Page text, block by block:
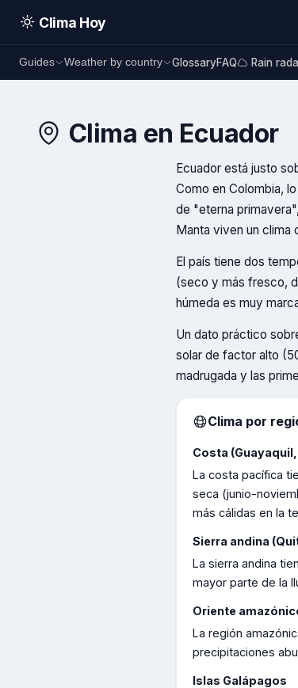
Clima Hoy
Guides Weather by country GlossaryFAQ Rain
Clima en Ecuador
Ecuador está justo
Como en Colombia,
de "eterna
Manta viven un clima
El país tiene dos
(seco y más fresco,
húmeda es muy
Un dato práctico
solar de factor alto
madrugada y las
Clima por
Costa
La costa pacífica
seca (junio-
más cálidas en la
Sierra andina
La sierra andina
mayor parte de la
Oriente
La región
precipitaciones
Islas Galápagos